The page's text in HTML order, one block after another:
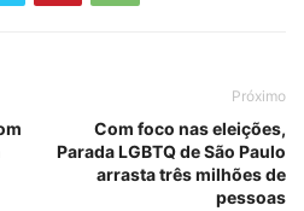
Próximo
Com foco nas eleições,
Parada LGBTQ de São Paulo
arrasta três milhões de
pessoas